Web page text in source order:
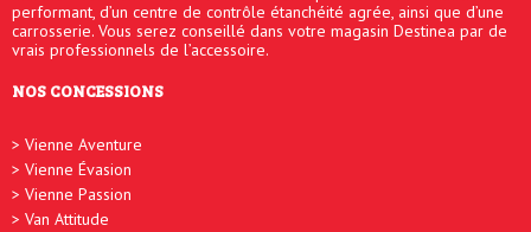
performant, d’un centre de contrôle étanchéité agrée, ainsi que d’une
carrosserie. Vous serez conseillé dans votre magasin Destinea par de
vrais professionnels de l’accessoire.
NOS CONCESSIONS
Vienne Aventure
Vienne Évasion
Vienne Passion
Van Attitude